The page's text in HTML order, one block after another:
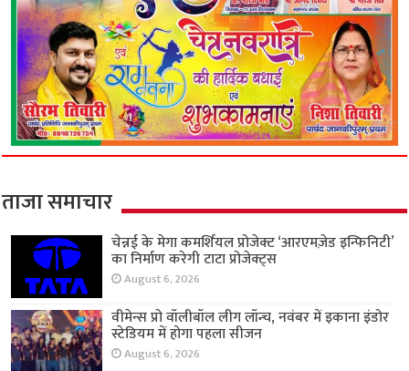
ताजा समाचार
चेन्नई के मेगा कमर्शियल प्रोजेक्ट ‘आरएमज़ेड इन्फिनिटी’
का निर्माण करेगी टाटा प्रोजेक्ट्स
August 6, 2026
वीमेन्स प्रो वॉलीबॉल लीग लॉन्च, नवंबर में इकाना इंडोर
स्टेडियम में होगा पहला सीजन
August 6, 2026